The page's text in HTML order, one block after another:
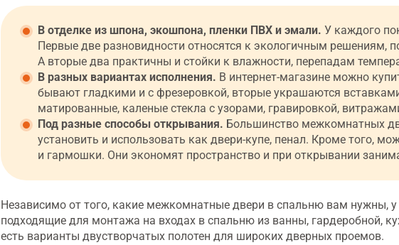
В отделке из шпона, экошпона, пленки ПВХ и эмали. У каждого
Первые две разновидности относятся к экологичным решениям,
А вторые два практичны и стойки к влажности, перепадам
В разных вариантах исполнения. В интернет-магазине можно
бывают гладкими и с фрезеровкой, вторые украшаются
матированные, каленые стекла с узорами, гравировкой,
Под разные способы открывания. Большинство межкомнатных
установить и использовать как двери-купе, пенал. Кроме того,
и гармошки. Они экономят пространство и при открывании
Независимо от того, какие межкомнатные двери в спальню вам нужны,
подходящие для монтажа на входах в спальню из ванны, гардеробной,
есть варианты двустворчатых полотен для широких дверных проемов.